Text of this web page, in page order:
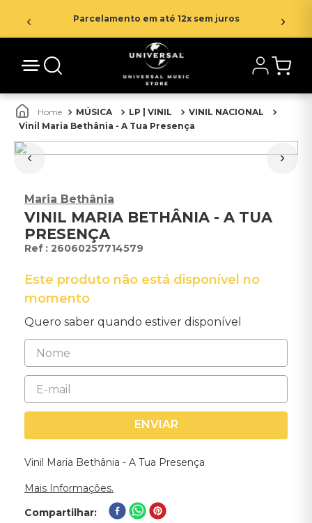
Parcelamento em até 12x sem juros
MÚSICA LP | VINIL
VINIL NACIONAL
Vinil Maria Bethânia - A Tua Presença
Maria Bethânia
VINIL MARIA BETHÂNIA - A TUA
PRESENÇA
: 26060257714579
Este produto não está disponível no
momento
Quero saber quando estiver disponível
ENVIAR
Vinil Maria Bethânia - A Tua Presença
Mais Informações.
Compartilhar